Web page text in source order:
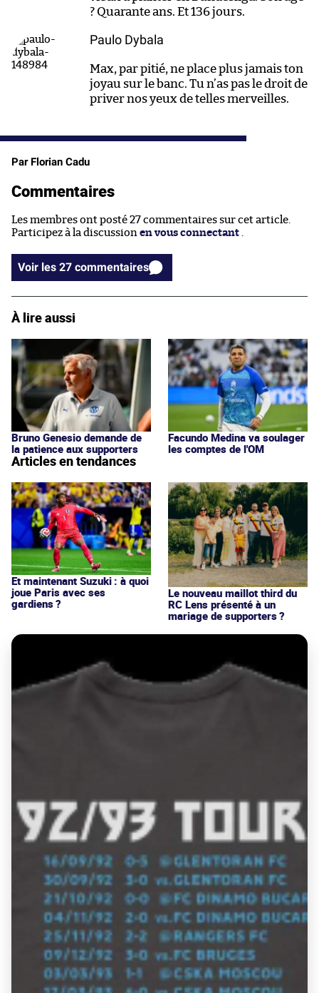
? Quarante ans. Et 136 jours.
Paulo Dybala
Max, par pitié, ne place plus jamais ton
joyau sur le banc. Tu n’as pas le droit de
priver nos yeux de telles merveilles.
Par Florian Cadu
Commentaires
Les membres ont posté 27 commentaires sur cet article.
Participez à la discussion en vous connectant .
Voir les 27 commentaires
À lire aussi
Bruno Genesio demande de
la patience aux supporters
Facundo Medina va soulager
les comptes de l'OM
Articles en tendances
Et maintenant Suzuki : à quoi
joue Paris avec ses
gardiens ?
Le nouveau maillot third du
RC Lens présenté à un
mariage de supporters ?